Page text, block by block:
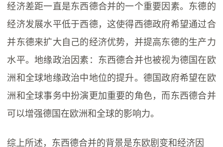
经济差距一直是东西德合并的一个重要因素。东德的
经济发展水平低于西德，这使得西德政府希望通过合
并东德来扩大自己的经济优势，并提高东德的生产力
水平。地缘政治因素：东西德合并也被视为德国在欧
洲和全球地缘政治中地位的提升。德国政府希望在欧
洲和全球事务中扮演更加重要的角色，而东西德合并
可以增强德国在欧洲和全球的影响力。
综上所述，东西德合并的背景是东欧剧变和经济因